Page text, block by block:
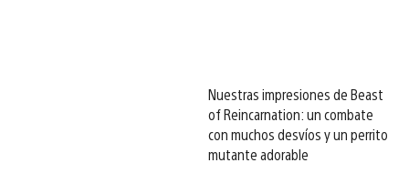
Nuestras impresiones de Beast
of Reincarnation: un combate
con muchos desvíos y un perrito
mutante adorable